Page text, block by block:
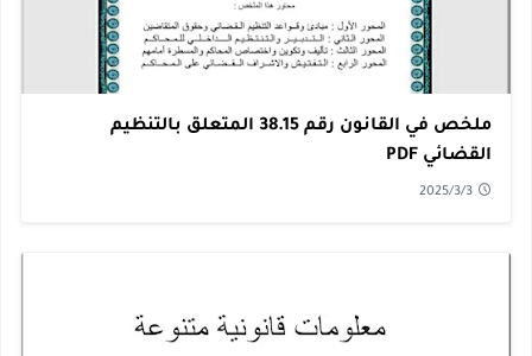
ملخص في القانون رقم 38.15 المتعلق بالتنظيم
القضائي PDF
2025/3/3